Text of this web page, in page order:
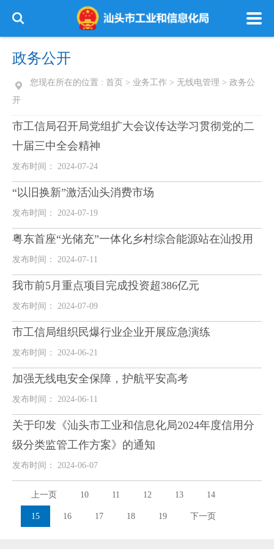
政务公开
您现在所在的位置 : 首页 > 业务工作 > 无线电管理 > 政务公
开
市工信局召开局党组扩大会议传达学习贯彻党的二
十届三中全会精神
发布时间： 2024-07-24
“以旧换新”激活汕头消费市场
发布时间： 2024-07-19
粤东首座“光储充”一体化乡村综合能源站在汕投用
发布时间： 2024-07-11
我市前5月重点项目完成投资超386亿元
发布时间： 2024-07-09
市工信局组织民爆行业企业开展应急演练
发布时间： 2024-06-21
加强无线电安全保障，护航平安高考
发布时间： 2024-06-11
关于印发《汕头市工业和信息化局2024年度信用分
级分类监管工作方案》的通知
发布时间： 2024-06-07
上一页 10 11 12 13 14
15 16 17 18 19 下一页